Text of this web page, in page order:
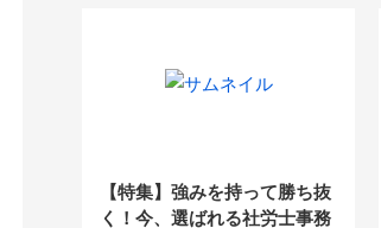
【特集】強みを持って勝ち抜
く！今、選ばれる社労士事務